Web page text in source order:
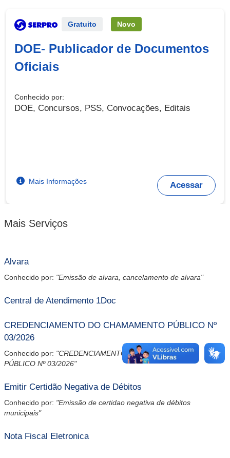
Serviço Externo Gratuito Novo
DOE- Publicador de Documentos
Oficiais
Conhecido por:
DOE, Concursos, PSS, Convocações, Editais
Mais Informações Acessar
Mais Serviços
Alvara
Conhecido por: "Emissão de alvara, cancelamento de alvara"
Central de Atendimento 1Doc
CREDENCIAMENTO DO CHAMAMENTO PÚBLICO Nº
03/2026
Conhecido por: "CREDENCIAMENTO DO CHAMAMENTO
PÚBLICO Nº 03/2026"
Emitir Certidão Negativa de Débitos
Conhecido por: "Emissão de certidao negativa de débitos
municipais"
Nota Fiscal Eletronica